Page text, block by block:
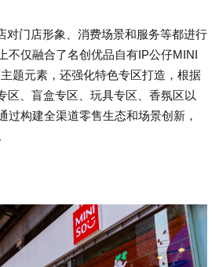
门店形象、消费场景和服务等都进行
不仅融合了名创优品自有IP公仔MINI
题元素，还强化特色专区打造，根据
区、盲盒专区、玩具专区、香氛区以
过构建全渠道零售生态和场景创新，